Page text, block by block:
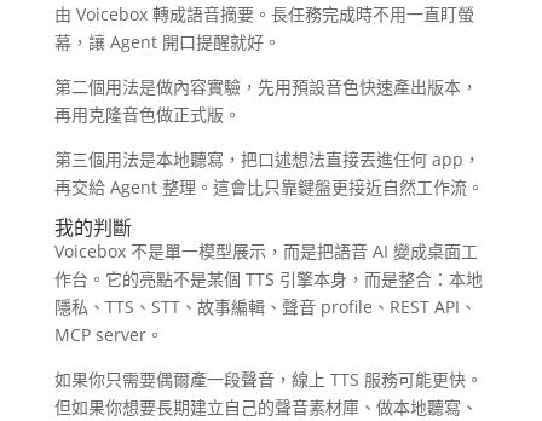
由 Voicebox 轉成語音摘要。長任務完成時不用一直盯螢
幕，讓 Agent 開口提醒就好。
第二個用法是做內容實驗，先用預設音色快速產出版本，
再用克隆音色做正式版。
第三個用法是本地聽寫，把口述想法直接丟進任何 app，
再交給 Agent 整理。這會比只靠鍵盤更接近自然工作流。
我的判斷
Voicebox 不是單一模型展示，而是把語音 AI 變成桌面工
作台。它的亮點不是某個 TTS 引擎本身，而是整合：本地
隱私、TTS、STT、故事編輯、聲音 profile、REST API、
MCP server。
如果你只需要偶爾產一段聲音，線上 TTS 服務可能更快。
但如果你想要長期建立自己的聲音素材庫、做本地聽寫、